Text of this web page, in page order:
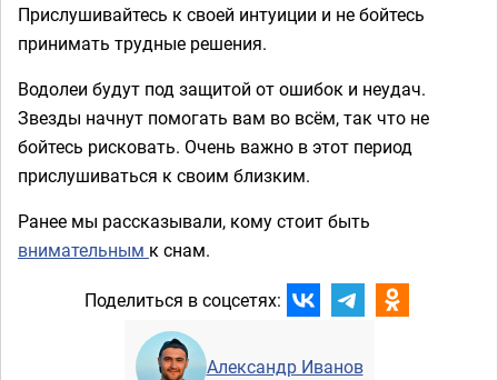
Прислушивайтесь к своей интуиции и не бойтесь
принимать трудные решения.
Водолеи будут под защитой от ошибок и неудач.
Звезды начнут помогать вам во всём, так что не
бойтесь рисковать. Очень важно в этот период
прислушиваться к своим близким.
Ранее мы рассказывали, кому стоит быть
внимательным к снам.
Поделиться в соцсетях:
Александр Иванов